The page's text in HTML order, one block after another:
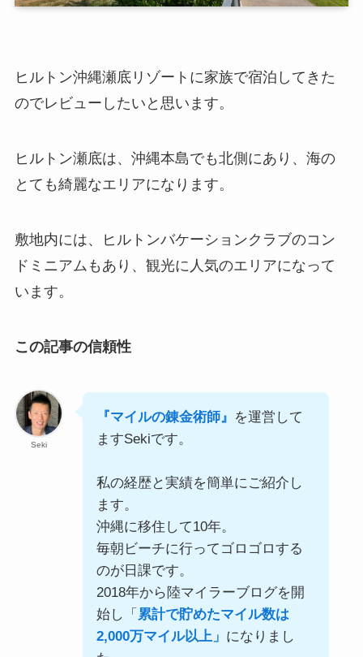
ヒルトン沖縄瀬底リゾートに家族で宿泊してきた
のでレビューしたいと思います。
ヒルトン瀬底は、沖縄本島でも北側にあり、海の
とても綺麗なエリアになります。
敷地内には、ヒルトンバケーションクラブのコン
ドミニアムもあり、観光に人気のエリアになって
います。
この記事の信頼性
Seki
『マイルの錬金術師』 を運営して
ますSekiです。
私の経歴と実績を簡単にご紹介し
ます。
沖縄に移住して10年。
毎朝ビーチに行ってゴロゴロする
のが日課です。
2018年から陸マイラーブログを開
始し「 累計で貯めたマイル数は
2,000万マイル以上」 になりまし